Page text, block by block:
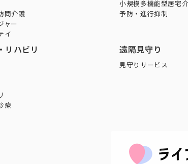
問介護
ャー
イ
小規模多機能型居宅
予防・進行抑制
リハビリ
療
遠隔見守り
見守りサービス